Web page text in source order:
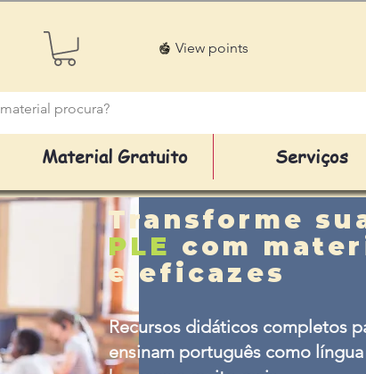
View points
Material Gratuito Serviços
Transforme
PLE com
e eficazes
Recursos didáticos completos
ensinam português como